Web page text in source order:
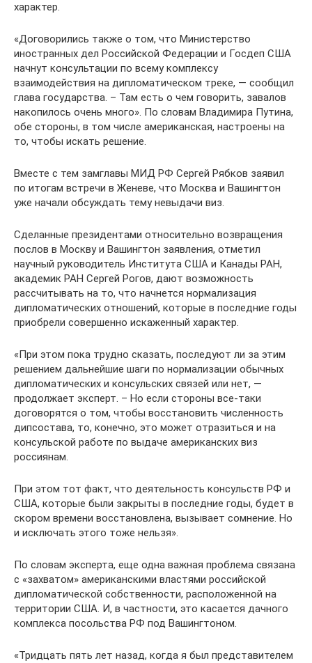
характер.
«Договорились также о том, что Министерство
иностранных дел Российской Федерации и Госдеп США
начнут консультации по всему комплексу
взаимодействия на дипломатическом треке, — сообщил
глава государства. – Там есть о чем говорить, завалов
накопилось очень много». По словам Владимира Путина,
обе стороны, в том числе американская, настроены на
то, чтобы искать решение.
Вместе с тем замглавы МИД РФ Сергей Рябков заявил
по итогам встречи в Женеве, что Москва и Вашингтон
уже начали обсуждать тему невыдачи виз.
Сделанные президентами относительно возвращения
послов в Москву и Вашингтон заявления, отметил
научный руководитель Института США и Канады РАН,
академик РАН Сергей Рогов, дают возможность
рассчитывать на то, что начнется нормализация
дипломатических отношений, которые в последние годы
приобрели совершенно искаженный характер.
«При этом пока трудно сказать, последуют ли за этим
решением дальнейшие шаги по нормализации обычных
дипломатических и консульских связей или нет, —
продолжает эксперт. – Но если стороны все-таки
договорятся о том, чтобы восстановить численность
дипсостава, то, конечно, это может отразиться и на
консульской работе по выдаче американских виз
россиянам.
При этом тот факт, что деятельность консульств РФ и
США, которые были закрыты в последние годы, будет в
скором времени восстановлена, вызывает сомнение. Но
и исключать этого тоже нельзя».
По словам эксперта, еще одна важная проблема связана
с «захватом» американскими властями российской
дипломатической собственности, расположенной на
территории США. И, в частности, это касается дачного
комплекса посольства РФ под Вашингтоном.
«Тридцать пять лет назад, когда я был представителем